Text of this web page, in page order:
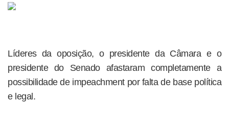
Líderes da oposição, o presidente da Câmara e o
presidente do Senado afastaram completamente a
possibilidade de impeachment por falta de base política
e legal.